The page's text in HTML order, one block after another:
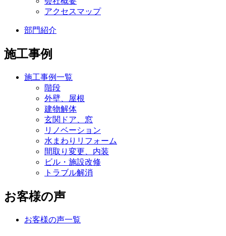
アクセスマップ
部門紹介
施工事例
施工事例一覧
階段
外壁、屋根
建物解体
玄関ドア、窓
リノベーション
水まわりリフォーム
間取り変更、内装
ビル・施設改修
トラブル解消
お客様の声
お客様の声一覧